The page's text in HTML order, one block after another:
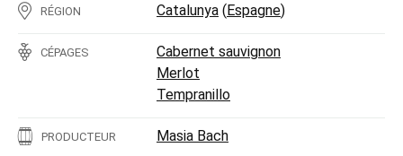
RÉGION Catalunya (Espagne)
CÉPAGES
Cabernet sauvignon
Merlot
Tempranillo
PRODUCTEUR Masia Bach